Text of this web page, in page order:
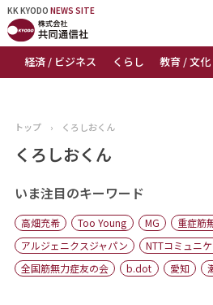
KK KYODO NEWS SITE
経済 / ビジネス くらし 教育 / 文化
KK KYODONEWS SITE
トップページ
ニュース
おすすめコンテンツ
出版物
会社概要
トップ › くろしおくん
くろしおくん
いま注目のキーワード
高畑充希 Too Young MG
重症筋
アルジェニクスジャパン
NTTコミュニ
全国筋無力症友の会
b.dot 愛知